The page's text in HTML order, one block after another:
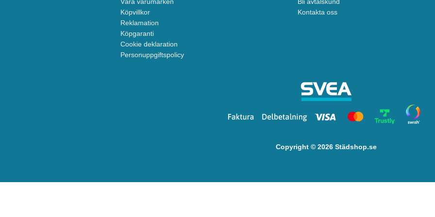
Köpvillkor
Reklamation
Köpgaranti
Cookie deklaration
Personuppgiftspolicy
Kontakta oss
Copyright © 2026 Städshop.se